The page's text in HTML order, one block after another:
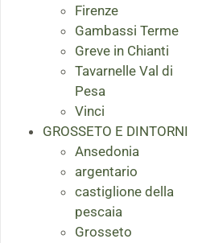
Firenze
Gambassi Terme
Greve in Chianti
Tavarnelle Val di
Pesa
Vinci
GROSSETO E DINTORNI
Ansedonia
argentario
castiglione della
pescaia
Grosseto